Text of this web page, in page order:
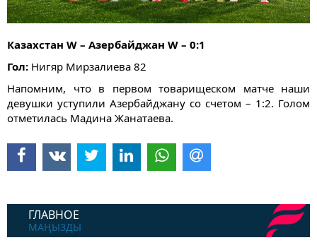
ГЛАВНОЕ
МАҢЫЗДЫ
Казахстан W – Азербайджан W – 0:1
Гол: Нигяр Мирзалиева 82
Напомним, что в первом товарищеском матче наши
девушки уступили Азербайджану со счетом – 1:2. Голом
отметилась Мадина Жанатаева.